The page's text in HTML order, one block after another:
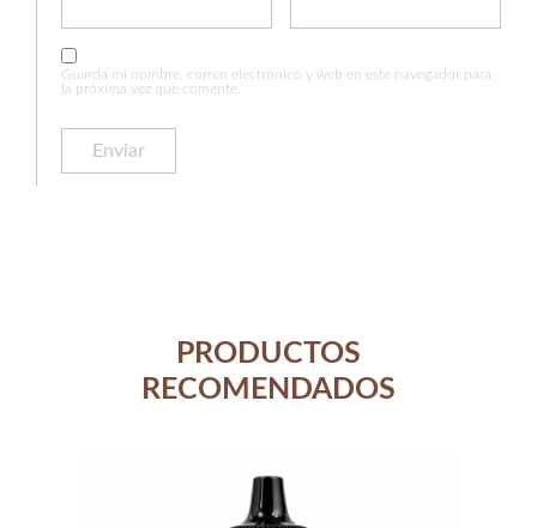
Guarda mi nombre, correo electrónico y web en este navegador para
la próxima vez que comente.
PRODUCTOS
RECOMENDADOS